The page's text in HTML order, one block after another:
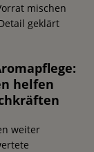
mischen
geklärt
helfen
weiter